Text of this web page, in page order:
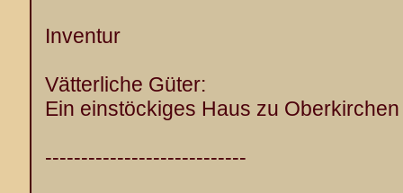
Inventur
Vätterliche Güter:
Ein einstöckiges Haus zu
----------------------------